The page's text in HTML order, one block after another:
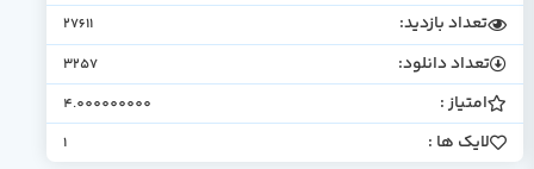
تعداد بازدید: 27611
تعداد دانلود: 3257
امتیاز : 4.000000000
لایک ها : 1